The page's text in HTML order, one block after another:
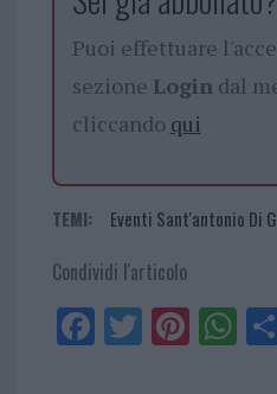
Puoi effettuare
sezione Logindal
cliccando qui
TEMI: Eventi Sant'antonio Di
Condividi l'articolo
Fa
ce
Tw
itt
Pi
nt
W
ha